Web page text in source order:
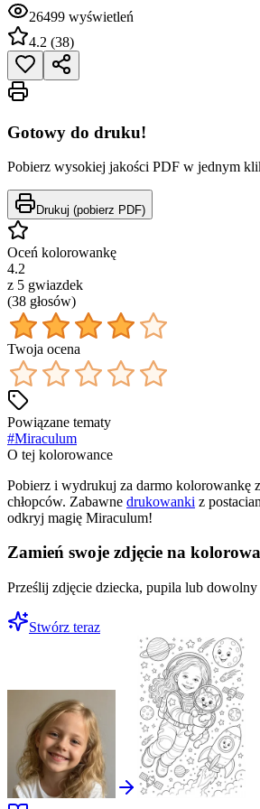
26499 wyświetleń
4.2 (38)
Gotowy do druku!
Pobierz wysokiej jakości PDF w jednym
Drukuj (pobierz PDF)
Oceń kolorowankę
4.2
z 5 gwiazdek
(38 głosów)
Twoja ocena
Powiązane tematy
#Miraculum
O tej kolorowance
Pobierz i wydrukuj za darmo kolorowankę
chłopców. Zabawne drukowanki z
odkryj magię Miraculum!
Zamień swoje zdjęcie na
Prześlij zdjęcie dziecka, pupila lub
Stwórz teraz